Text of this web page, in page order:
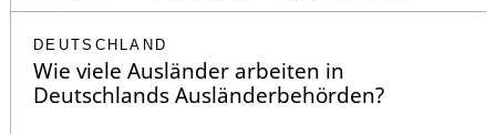
DEUTSCHLAND
Wie viele Ausländer arbeiten in
Deutschlands Ausländerbehörden?